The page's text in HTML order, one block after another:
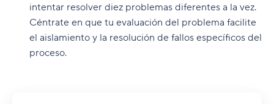
intentar resolver diez problemas diferentes a la vez.
Céntrate en que tu evaluación del problema facilite
el aislamiento y la resolución de fallos específicos del
proceso.